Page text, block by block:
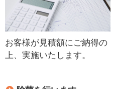
お客様が見積額にご納得の
上、実施いたします。